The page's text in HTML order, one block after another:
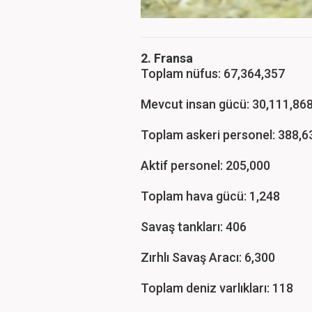
2. Fransa
Toplam nüfus: 67,364,357
Mevcut insan gücü:
Toplam askeri personel:
Aktif personel: 205,000
Toplam hava gücü: 1,248
Savaş tankları: 406
Zırhlı Savaş Aracı: 6,300
Toplam deniz varlıkları: 118